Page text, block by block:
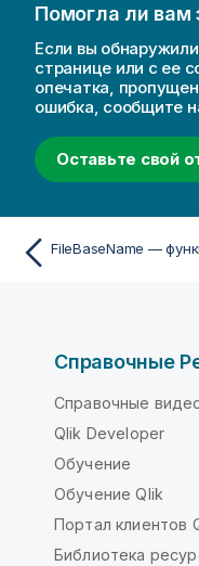
н
о
р
м
ц
и
Помогла ли вам
Если вы
странице или с ее
опечатка,
ошибка, сообщите
Оставьте свой
Справочные
Справочные
Qlik Developer
Обучение
Обучение Qlik
Портал клиентов
Библиотека